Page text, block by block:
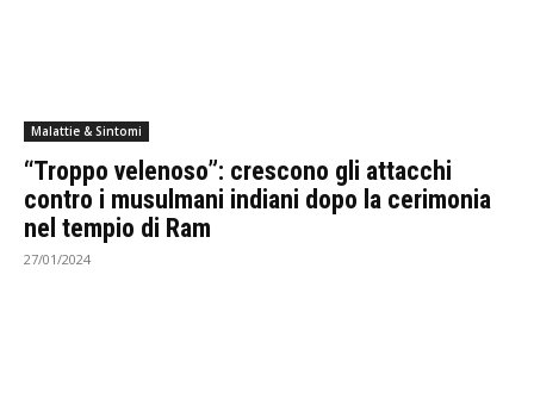
Malattie & Sintomi
“Troppo velenoso”: crescono gli attacchi
contro i musulmani indiani dopo la cerimonia
nel tempio di Ram
27/01/2024